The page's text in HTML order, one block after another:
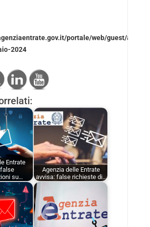
portale/web/guest/avviso-
2024
Entrate
su…
Agenzia delle Entrate
avvisa: false richieste di…